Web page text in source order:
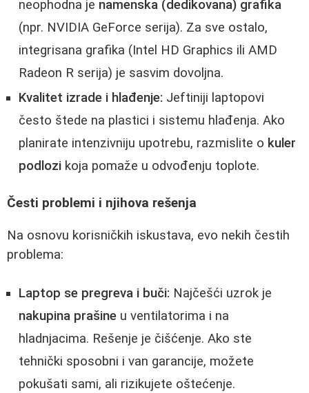
neophodna je namenska (dedikovana) grafika
(npr. NVIDIA GeForce serija). Za sve ostalo,
integrisana grafika (Intel HD Graphics ili AMD
Radeon R serija) je sasvim dovoljna.
Kvalitet izrade i hlađenje: Jeftiniji laptopovi
često štede na plastici i sistemu hlađenja. Ako
planirate intenzivniju upotrebu, razmislite o kuler
podlozi koja pomaže u odvođenju toplote.
Česti problemi i njihova rešenja
Na osnovu korisničkih iskustava, evo nekih čestih
problema:
Laptop se pregreva i buči: Najčešći uzrok je
nakupina prašine u ventilatorima i na
hladnjacima. Rešenje je čišćenje. Ako ste
tehnički sposobni i van garancije, možete
pokušati sami, ali rizikujete oštećenje.